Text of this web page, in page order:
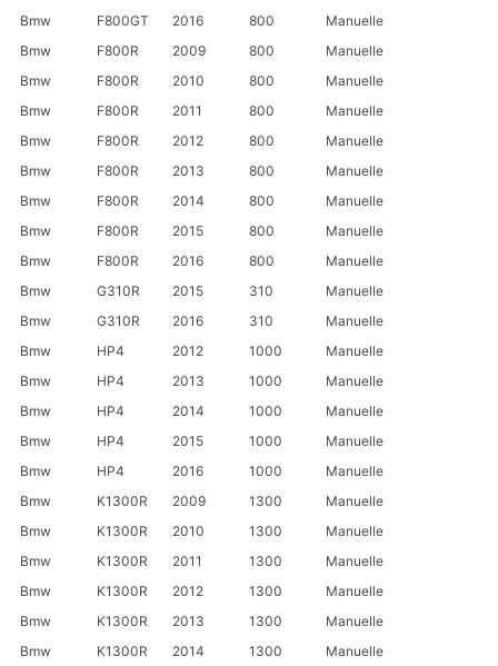
Bmw
F800GT 2016 800
Manuelle
Bmw
F800R 2009 800
Manuelle
Bmw
F800R 2010 800
Manuelle
Bmw
F800R 2011 800
Manuelle
Bmw
F800R 2012 800
Manuelle
Bmw
F800R 2013 800
Manuelle
Bmw
F800R 2014 800
Manuelle
Bmw
F800R 2015 800
Manuelle
Bmw
F800R 2016 800
Manuelle
Bmw
G310R 2015 310
Manuelle
Bmw
G310R 2016 310
Manuelle
Bmw
HP4 2012 1000
Manuelle
Bmw
HP4 2013 1000
Manuelle
Bmw
HP4 2014 1000
Manuelle
Bmw
HP4 2015 1000
Manuelle
Bmw
HP4 2016 1000
Manuelle
Bmw
K1300R 2009 1300
Manuelle
Bmw
K1300R 2010 1300
Manuelle
Bmw
K1300R 2011 1300
Manuelle
Bmw
K1300R 2012 1300
Manuelle
Bmw
K1300R 2013 1300
Manuelle
Bmw
K1300R 2014 1300
Manuelle